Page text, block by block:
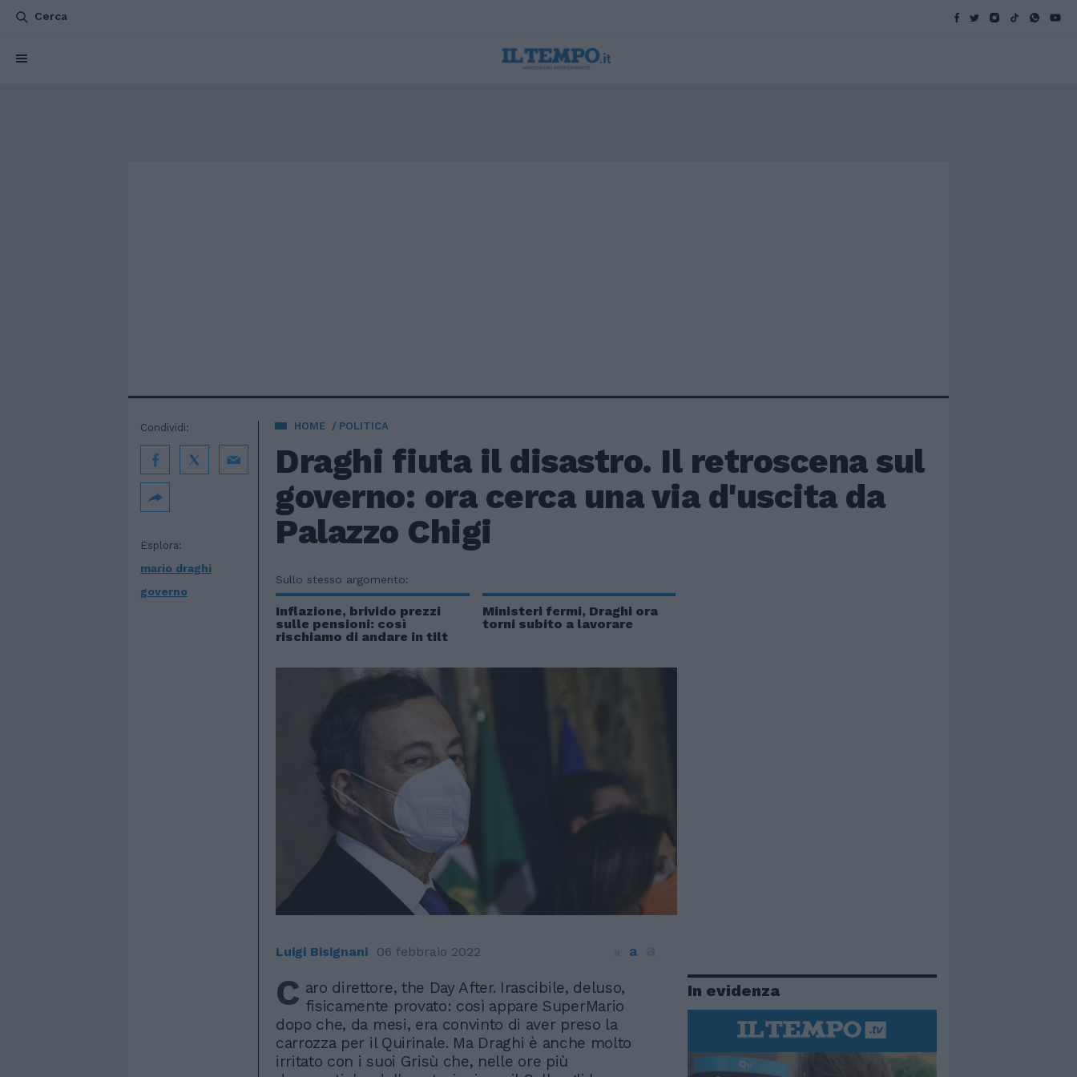
Cerca
HOME POLITICA
Draghi fiuta il disastro. Il retroscena sul
governo: ora cerca una via d'uscita da
Palazzo Chigi
Esplora:
mario draghi
governo
Condividi:
Sullo stesso argomento:
Inflazione, brivido prezzi
sulle pensioni: così
rischiamo di andare in tilt
Ministeri fermi, Draghi ora
torni subito a lavorare
Luigi Bisignani 06 febbraio 2022 a
C aro direttore, the Day After. Irascibile, deluso,
fisicamente provato: così appare SuperMario
dopo che, da mesi, era convinto di aver preso la
carrozza per il Quirinale. Ma Draghi è anche molto
irritato con i suoi Grisù che, nelle ore più
In evidenza